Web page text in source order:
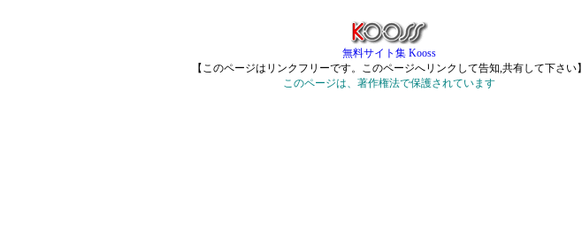
無料サイト集 Kooss
【このページはリンクフリーです。このページへリンクして告知,共有して下さい】
このページは、著作権法で保護されています